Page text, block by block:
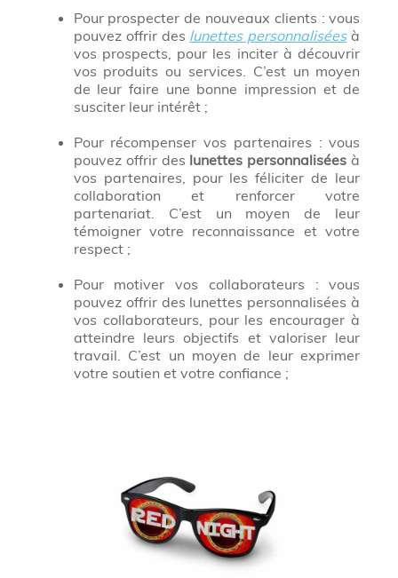
Pour prospecter de nouveaux clients : vous
pouvez offrir des lunettes personnaliséesà
vos prospects, pour les inciter à découvrir
vos produits ou services. C’est un moyen
de leur faire une bonne impression et de
susciter leur intérêt ;
Pour récompenser vos partenaires : vous
pouvez offrir des lunettes personnalisées à
vos partenaires, pour les féliciter de leur
collaboration et renforcer votre
partenariat. C’est un moyen de leur
témoigner votre reconnaissance et votre
respect ;
Pour motiver vos collaborateurs : vous
pouvez offrir des lunettes personnalisées à
vos collaborateurs, pour les encourager à
atteindre leurs objectifs et valoriser leur
travail. C’est un moyen de leur exprimer
votre soutien et votre confiance ;